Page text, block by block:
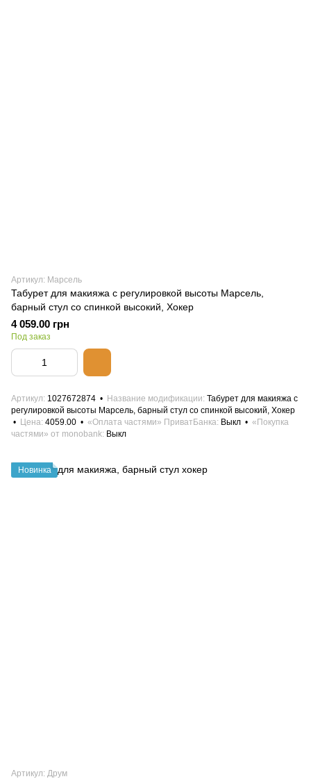
Артикул: Марсель
Табурет для макияжа с регулировкой высоты Марсель,
барный стул со спинкой высокий, Хокер
4 059.00 грн
Под заказ
Артикул 1027672874 Название модификации Табурет для макияжа с
регулировкой высоты Марсель, барный стул со спинкой высокий, Хокер
Цена 4059.00 «Оплата частями» ПриватБанка Выкл
«Покупка
частями» от monobank Выкл
Новинка
Артикул: Друм